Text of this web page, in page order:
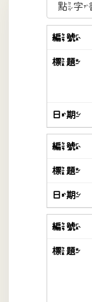
點字